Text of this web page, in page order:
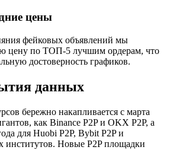
цены
фейковых объявлений мы
цену по ТОП-5 лучшим ордерам, что
достоверность графиков.
данных
бережно накапливается с марта
как Binance P2P и OKX P2P, а
для Huobi P2P, Bybit P2P и
Новые P2P площадки